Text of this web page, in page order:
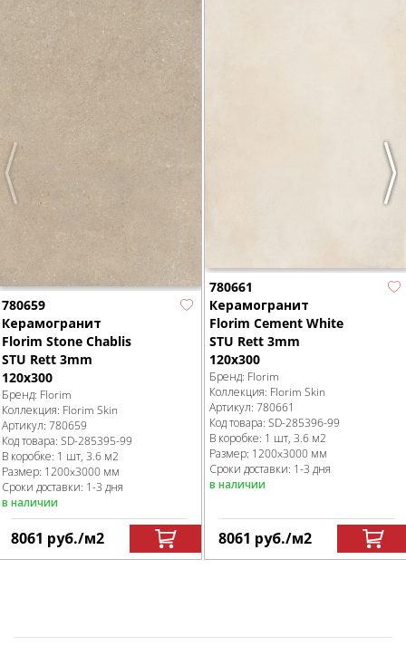
Previous
780659
Керамогранит
Florim Stone Chablis
STU Rett 3mm
120x300
Бренд: Florim
Коллекция: Florim Skin
Артикул: 780659
Код товара: SD-285395-99
В коробке: 1 шт, 3.6 м2
Размер: 1200x3000 мм
Сроки доставки: 1-3 дня
в наличии
8061 руб./м2
780661
Керамогранит
Florim Cement White
STU Rett 3mm
120x300
Бренд: Florim
Коллекция: Florim Skin
Артикул: 780661
Код товара: SD-285396-99
В коробке: 1 шт, 3.6 м2
Размер: 1200x3000 мм
Сроки доставки: 1-3 дня
в наличии
8061 руб./м2